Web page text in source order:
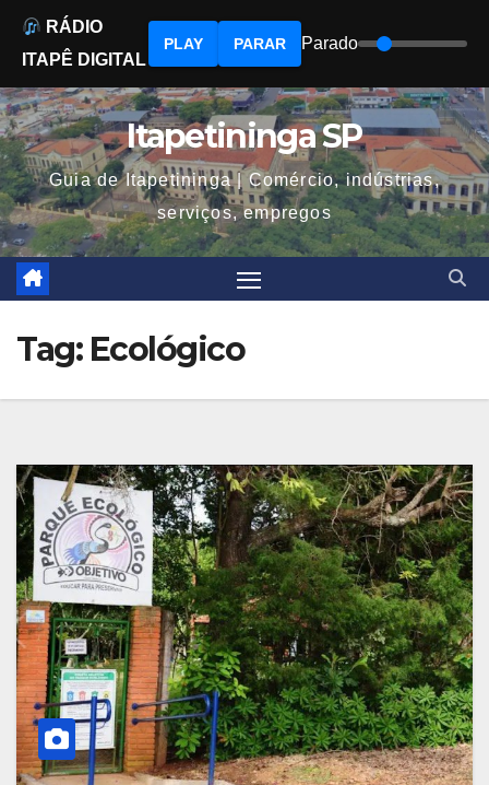
to
content
Itapetininga SP
Guia de Itapetininga | Comércio, indústrias,
serviços, empregos
Tag: Ecológico
RÁDIO
ITAPÊ DIGITAL
PLAY PARAR Parado